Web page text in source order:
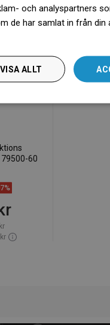
60
och analyspartners
de har samlat in från din
ALLT